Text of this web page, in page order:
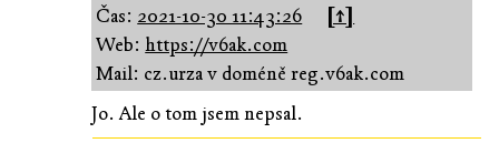
Čas: 2021-10-30 11:43:26
[↑]
Web:https://v6ak.com
Mail: cz.urza v doméně reg.v6ak.com
Jo. Ale o tom jsem nepsal.